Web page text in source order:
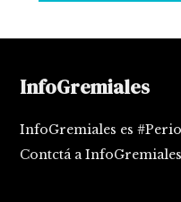
InfoGremiales
InfoGremiales es
Contctá a InfoGremiales